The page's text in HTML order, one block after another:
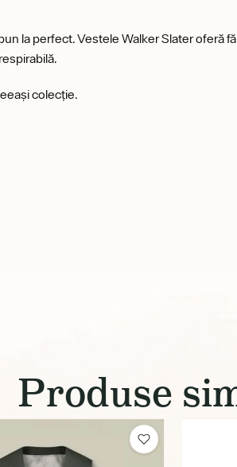
la perfect. Vestele Walker Slater oferă
colecție.
Produse